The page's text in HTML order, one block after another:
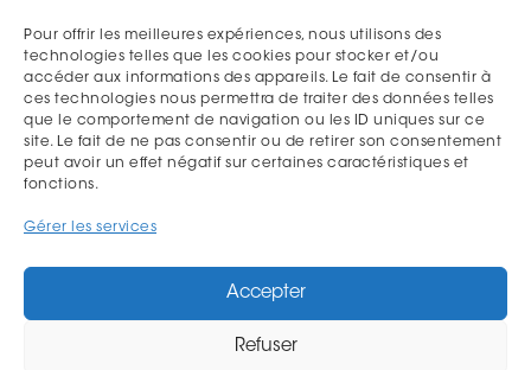
Pour offrir les meilleures expériences, nous utilisons des
technologies telles que les cookies pour stocker et/ou
accéder aux informations des appareils. Le fait de consentir à
ces technologies nous permettra de traiter des données telles
que le comportement de navigation ou les ID uniques sur ce
site. Le fait de ne pas consentir ou de retirer son consentement
peut avoir un effet négatif sur certaines caractéristiques et
fonctions.
Gérer les services
Accepter
Refuser
NOUS TROUVER
J'accepte de recevoir la Newsletter et affirme avoir pris connaissance
de lapolitique de confidentialité.